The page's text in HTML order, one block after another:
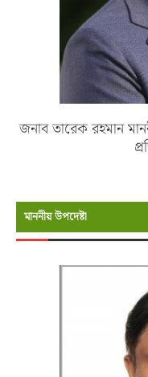
জনাব তারেক রহমান
মাননীয় উপদেষ্টা